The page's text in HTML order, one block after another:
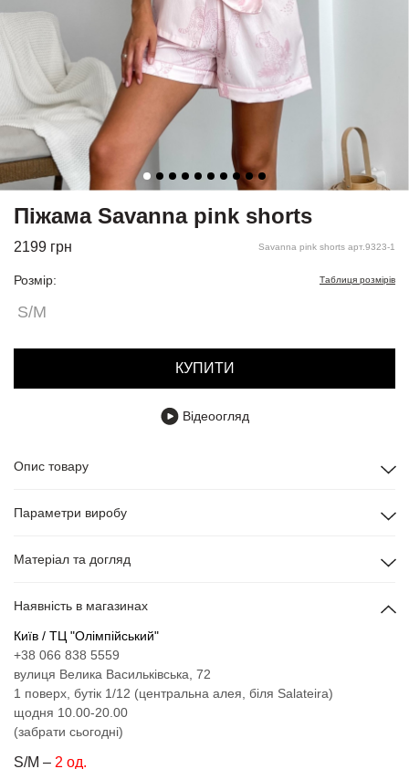
Піжама Savanna pink shorts
2199 грн Savanna pink shorts арт.9323-1
Розмір: Таблиця розмірів
S/M
КУПИТИ
Відеоогляд
Опис товару
Параметри виробу
Матеріал та догляд
Наявність в магазинах
Київ / ТЦ "Олімпійський"
+38 066 838 5559
вулиця Велика Васильківська, 72
1 поверх, бутік 1/12 (центральна алея, біля Salateira)
щодня 10.00-20.00
(забрати сьогодні)
S/M – 2 од.